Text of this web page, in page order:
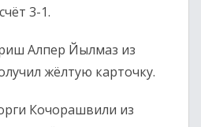
3-1.
Алпер Йылмаз из
жёлтую карточку.
Кочорашвили из